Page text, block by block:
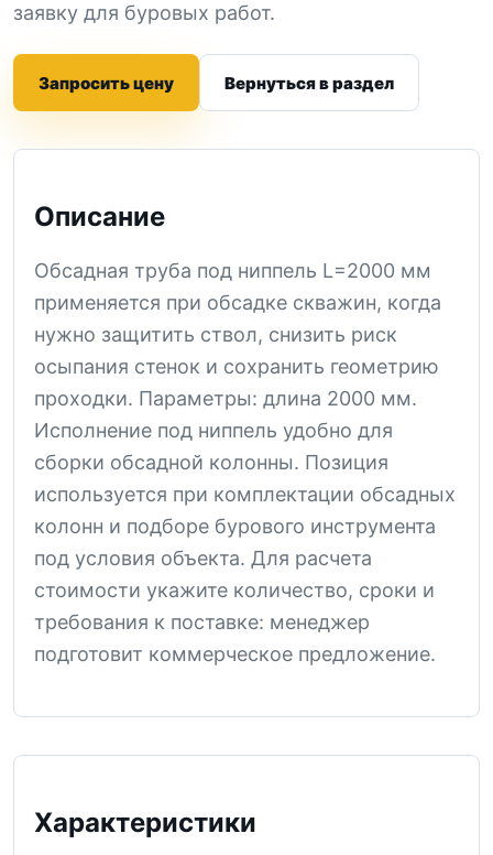
заявку для буровых работ.
Запросить цену Вернуться в раздел
Описание
Обсадная труба под ниппель L=2000 мм
применяется при обсадке скважин, когда
нужно защитить ствол, снизить риск
осыпания стенок и сохранить геометрию
проходки. Параметры: длина 2000 мм.
Исполнение под ниппель удобно для
сборки обсадной колонны. Позиция
используется при комплектации обсадных
колонн и подборе бурового инструмента
под условия объекта. Для расчета
стоимости укажите количество, сроки и
требования к поставке: менеджер
подготовит коммерческое предложение.
Характеристики